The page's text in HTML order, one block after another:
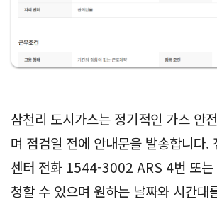
삼천리 도시가스는 정기적인 가스 안
며 점검일 전에 안내문을 발송합니다.
센터 전화 1544-3002 ARS 4번 또는
청할 수 있으며 원하는 날짜와 시간대